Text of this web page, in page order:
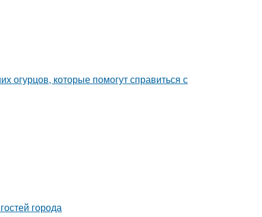
огурцов, которые помогут справиться с
города